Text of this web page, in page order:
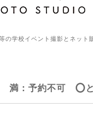
学校イベント撮影とネット
満：予約不可 ⭕️